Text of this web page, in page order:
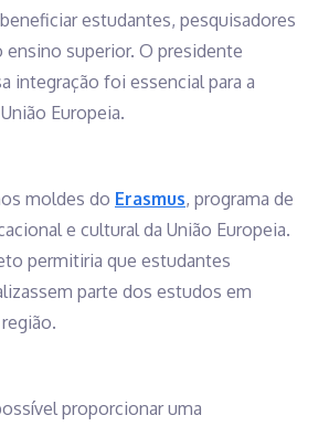
estudantes, pesquisadores
superior. O presidente
integração foi essencial para a
Europeia.
moldes do Erasmus, programa de
e cultural da União Europeia.
permitiria que estudantes
parte dos estudos em
proporcionar uma